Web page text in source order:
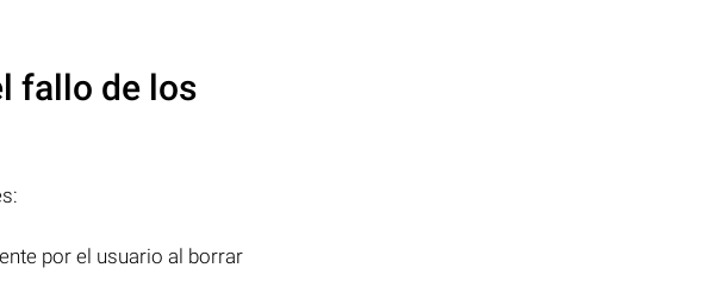
fallo de los
por el usuario al borrar